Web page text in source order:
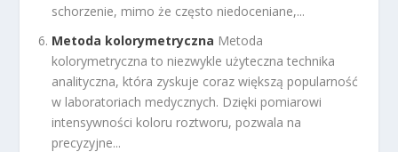
schorzenie, mimo że często niedoceniane,...
Metoda kolorymetryczna Metoda
kolorymetryczna to niezwykle użyteczna technika
analityczna, która zyskuje coraz większą popularność
w laboratoriach medycznych. Dzięki pomiarowi
intensywności koloru roztworu, pozwala na
precyzyjne...